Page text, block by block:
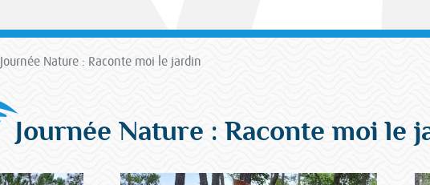
Journée Nature : Raconte moi le jardin
Journée Nature : Raconte moi le